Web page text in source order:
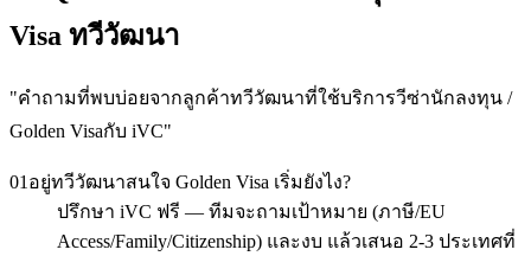
Visa ทวีวัฒนา
"คำถามที่พบบ่อยจากลูกค้าทวีวัฒนาที่ใช้บริการวีซ่านักลงทุน /
Golden Visaกับ iVC"
01 อยู่ทวีวัฒนาสนใจ Golden Visa เริ่มยังไง?
ปรึกษา iVC ฟรี — ทีมจะถามเป้าหมาย (ภาษี/EU
Access/Family/Citizenship) และงบ แล้วเสนอ 2-3 ประเทศที่